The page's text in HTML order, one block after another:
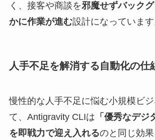
く、接客や商談を邪魔せずバック
かに作業が進む設計になっています
人手不足を解消する自動化の仕
慢性的な人手不足に悩む小規模ビ
て、Antigravity CLIは 「優秀なデジ
を即戦力で迎え入れるのと同じ効